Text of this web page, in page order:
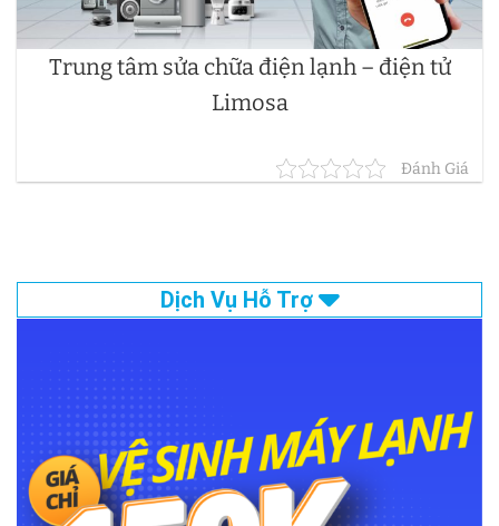
Trung tâm sửa chữa điện lạnh – điện tử
Limosa
Đánh Giá
Dịch Vụ Hỗ Trợ